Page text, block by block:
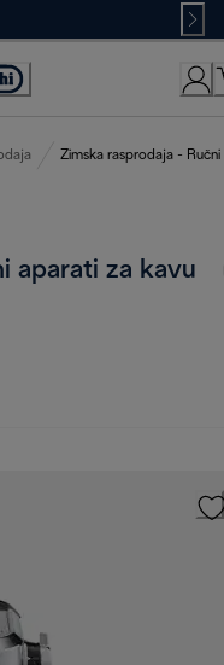
Zimska rasprodaja -
aparati za kavu